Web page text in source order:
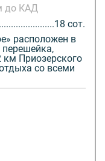
до КАД
18 сот.
расположен в
Приозерского
со всеми